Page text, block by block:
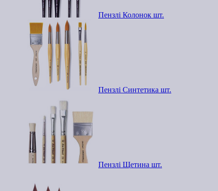
Пензлі Колонок шт.
Пензлі Синтетика шт.
Пензлі Щетина шт.